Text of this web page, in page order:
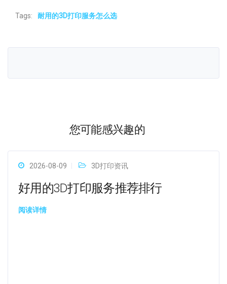
Tags: 耐用的3D打印服务怎么选
您可能感兴趣的
2026-08-09 3D打印资讯
好用的3D打印服务推荐排行
阅读详情